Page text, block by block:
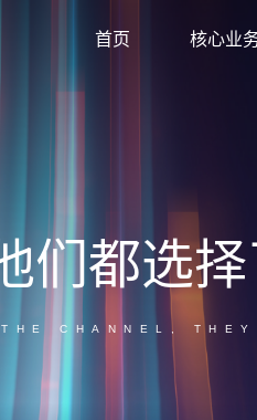
首页 核心业
家居品牌与经销商AI短视频内容生产系统。
们都选
CHANNEL,